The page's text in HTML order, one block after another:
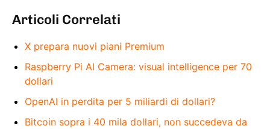
Articoli Correlati
X prepara nuovi piani Premium
Raspberry Pi AI Camera: visual intelligence per 70
dollari
OpenAI in perdita per 5 miliardi di dollari?
Bitcoin sopra i 40 mila dollari, non succedeva da